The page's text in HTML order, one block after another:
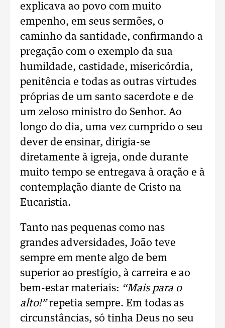
explicava ao povo com muito
empenho, em seus sermões, o
caminho da santidade, confirmando a
pregação com o exemplo da sua
humildade, castidade, misericórdia,
penitência e todas as outras virtudes
próprias de um santo sacerdote e de
um zeloso ministro do Senhor. Ao
longo do dia, uma vez cumprido o seu
dever de ensinar, dirigia-se
diretamente à igreja, onde durante
muito tempo se entregava à oração e à
contemplação diante de Cristo na
Eucaristia.
Tanto nas pequenas como nas
grandes adversidades, João teve
sempre em mente algo de bem
superior ao prestígio, à carreira e ao
bem-estar materiais: “Mais para o
alto!”repetia sempre. Em todas as
circunstâncias, só tinha Deus no seu